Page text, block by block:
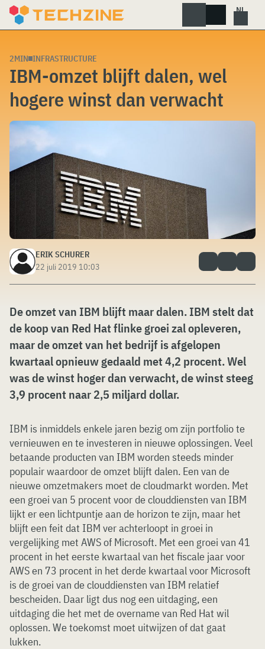
Skip
2MIN INFRASTRUCTURE
IBM-omzet blijft dalen, wel
hogere winst dan verwacht
ERIK SCHURER
22 juli 2019 10:03
De omzet van IBM blijft maar dalen. IBM stelt dat
de koop van Red Hat flinke groei zal opleveren,
maar de omzet van het bedrijf is afgelopen
kwartaal opnieuw gedaald met 4,2 procent. Wel
was de winst hoger dan verwacht, de winst steeg
3,9 procent naar 2,5 miljard dollar.
IBM is inmiddels enkele jaren bezig om zijn portfolio te
vernieuwen en te investeren in nieuwe oplossingen. Veel
betaande producten van IBM worden steeds minder
populair waardoor de omzet blijft dalen. Een van de
nieuwe omzetmakers moet de cloudmarkt worden. Met
een groei van 5 procent voor de clouddiensten van IBM
lijkt er een lichtpuntje aan de horizon te zijn, maar het
blijft een feit dat IBM ver achterloopt in groei in
vergelijking met AWS of Microsoft. Met een groei van 41
procent in het eerste kwartaal van het fiscale jaar voor
AWS en 73 procent in het derde kwartaal voor Microsoft
is de groei van de clouddiensten van IBM relatief
bescheiden. Daar ligt dus nog een uitdaging, een
uitdaging die het met de overname van Red Hat wil
oplossen. We toekomst moet uitwijzen of dat gaat
lukken.